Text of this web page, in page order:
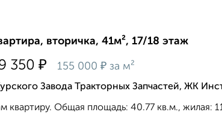
вторичка, 41м², 17/18 этаж
350 ₽ 155 000 ₽ за м²
Завода Тракторных Запчастей, ЖК
квартиру. Общая площадь: 40.77 кв.м., жилая: